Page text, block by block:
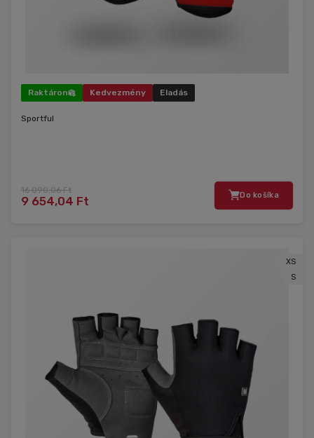
Raktáron Kedvezmény Eladás
Sportful
16 090,06 Ft
9 654,04 Ft Do košíka
XS
S